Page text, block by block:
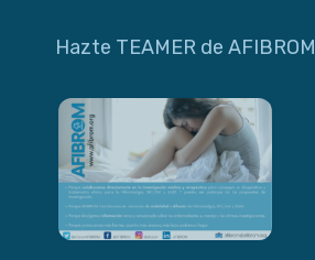
Hazte TEAMER de AFIBROM